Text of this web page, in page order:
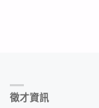
徵才資訊